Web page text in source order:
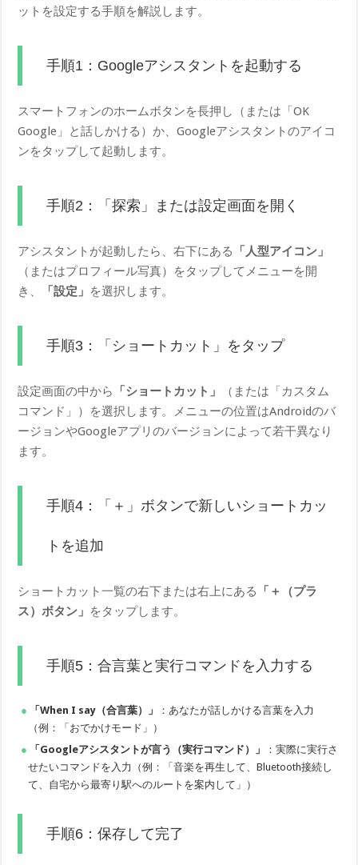
ットを設定する手順を解説します。
手順1：Googleアシスタントを起動する
スマートフォンのホームボタンを長押し（または「OK
Google」と話しかける）か、Googleアシスタントのアイコ
ンをタップして起動します。
手順2：「探索」または設定画面を開く
アシスタントが起動したら、右下にある
「人型アイコン」
（またはプロフィール写真）をタップしてメニューを開
き、
「設定」 を選択します。
手順3：「ショートカット」をタップ
設定画面の中から 「ショートカット」
（または「カスタム
コマンド」）を選択します。メニューの位置はAndroidのバ
ージョンやGoogleアプリのバージョンによって若干異なり
ます。
手順4：「＋」ボタンで新しいショートカッ
トを追加
ショートカット一覧の右下または右上にある
「＋（プラ
ス）ボタン」 をタップします。
手順5：合言葉と実行コマンドを入力する
「When I say（合言葉）」
：あなたが話しかける言葉を入力
（例：「おでかけモード」）
「Googleアシスタントが言う（実行コマンド）」
：実際に実行さ
せたいコマンドを入力（例：「音楽を再生して、Bluetooth接続し
て、自宅から最寄り駅へのルートを案内して」）
手順6：保存して完了